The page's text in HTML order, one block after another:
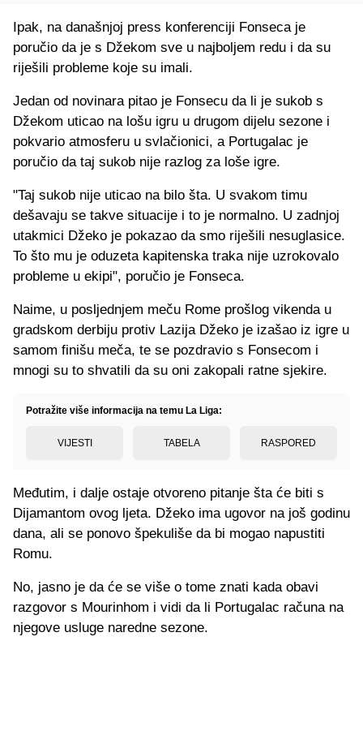
Ipak, na današnjoj press konferenciji Fonseca je
poručio da je s Džekom sve u najboljem redu i da su
riješili probleme koje su imali.
Jedan od novinara pitao je Fonsecu da li je sukob s
Džekom uticao na lošu igru u drugom dijelu sezone i
pokvario atmosferu u svlačionici, a Portugalac je
poručio da taj sukob nije razlog za loše igre.
"Taj sukob nije uticao na bilo šta. U svakom timu
dešavaju se takve situacije i to je normalno. U zadnjoj
utakmici Džeko je pokazao da smo riješili nesuglasice.
To što mu je oduzeta kapitenska traka nije uzrokovalo
probleme u ekipi", poručio je Fonseca.
Naime, u posljednjem meču Rome prošlog vikenda u
gradskom derbiju protiv Lazija Džeko je izašao iz igre u
samom finišu meča, te se pozdravio s Fonsecom i
mnogi su to shvatili da su oni zakopali ratne sjekire.
Potražite više informacija na temu La Liga:
VIJESTI TABELA RASPORED
Međutim, i dalje ostaje otvoreno pitanje šta će biti s
Dijamantom ovog ljeta. Džeko ima ugovor na još godinu
dana, ali se ponovo špekuliše da bi mogao napustiti
Romu.
No, jasno je da će se više o tome znati kada obavi
razgovor s Mourinhom i vidi da li Portugalac računa na
njegove usluge naredne sezone.